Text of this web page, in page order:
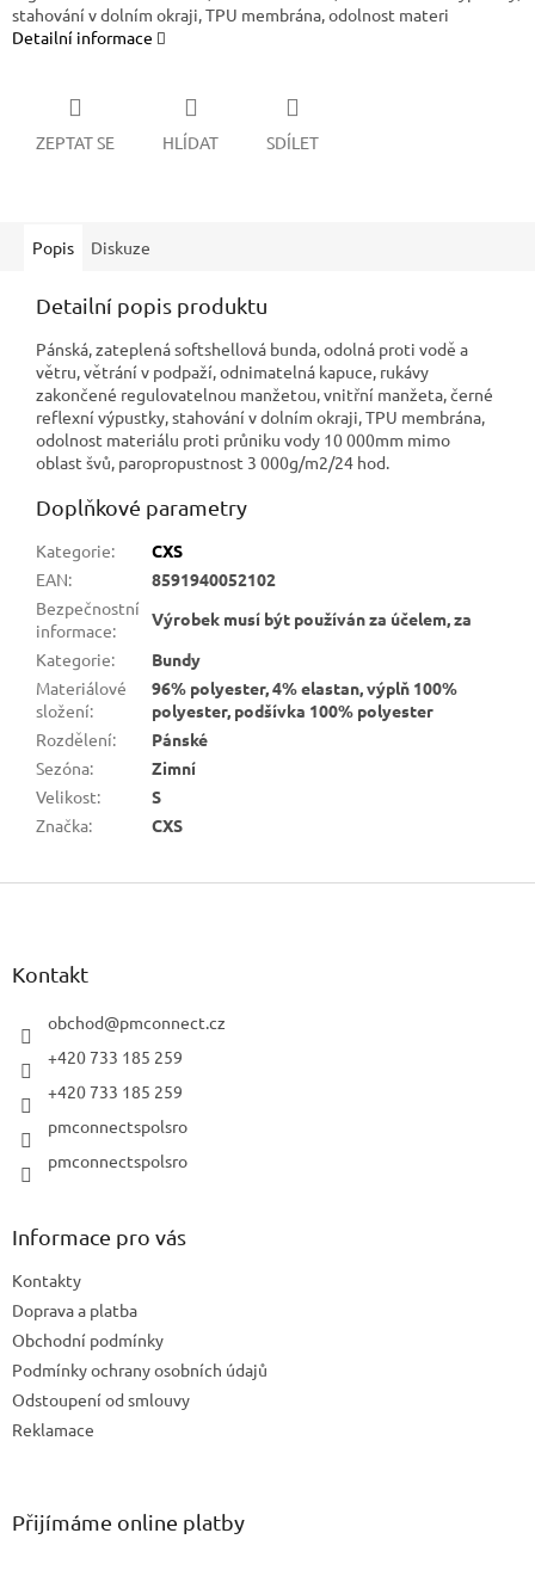
stahování v dolním okraji, TPU membrána, odolnost materi
Detailní informace
ZEPTAT SE HLÍDAT SDÍLET
Popis Diskuze
Detailní popis produktu
Pánská, zateplená softshellová bunda, odolná proti vodě a
větru, větrání v podpaží, odnimatelná kapuce, rukávy
zakončené regulovatelnou manžetou, vnitřní manžeta, černé
reflexní výpustky, stahování v dolním okraji, TPU membrána,
odolnost materiálu proti průniku vody 10 000mm mimo
oblast švů, paropropustnost 3 000g/m2/24 hod.
Doplňkové parametry
Kategorie:
CXS
EAN:
8591940052102
Bezpečnostní
informace:
Výrobek musí být používán za účelem, za
Kategorie:
Bundy
Materiálové
složení:
96% polyester, 4% elastan, výplň 100%
polyester, podšívka 100% polyester
Rozdělení:
Pánské
Sezóna:
Zimní
Velikost:
S
Značka: CXS
Z
Kontakt
obchod@pmconnect.cz
+420 733 185 259
+420 733 185 259
pmconnectspolsro
pmconnectspolsro
Informace pro vás
Kontakty
Doprava a platba
Obchodní podmínky
Podmínky ochrany osobních údajů
Odstoupení od smlouvy
Reklamace
Přijímáme online platby